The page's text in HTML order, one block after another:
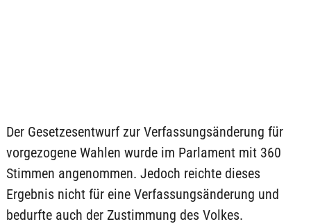
Der Gesetzesentwurf zur Verfassungsänderung für
vorgezogene Wahlen wurde im Parlament mit 360
Stimmen angenommen. Jedoch reichte dieses
Ergebnis nicht für eine Verfassungsänderung und
bedurfte auch der Zustimmung des Volkes.